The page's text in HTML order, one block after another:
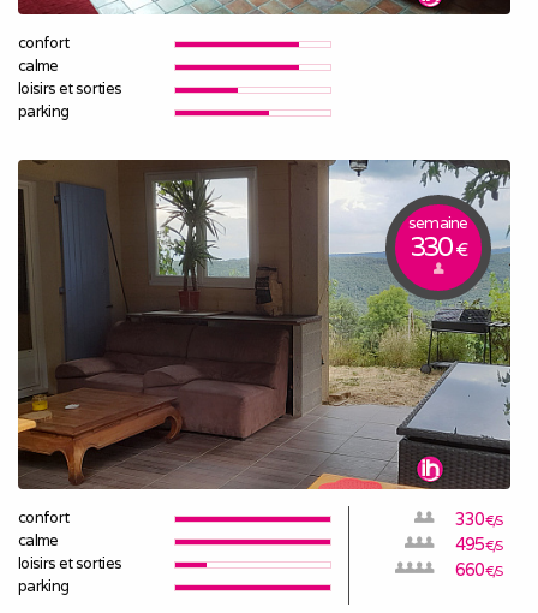
confort
calme
loisirs et sorties
parking
semaine
330€
confort
calme
loisirs et sorties
parking
330€/S
495€/S
660€/S